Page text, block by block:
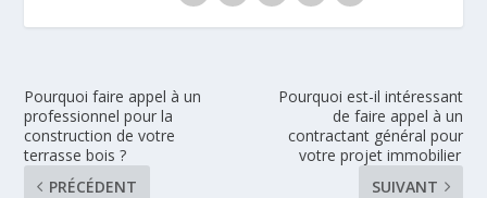
Pourquoi faire appel à un
professionnel pour la
construction de votre
terrasse bois ?
PRÉCÉDENT
Pourquoi est-il intéressant
de faire appel à un
contractant général pour
votre projet immobilier
SUIVANT